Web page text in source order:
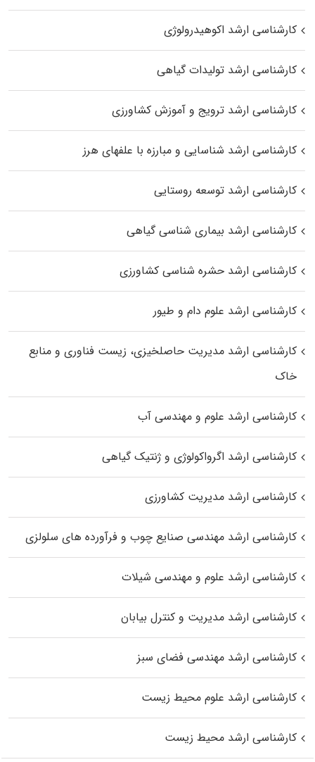
کارشناسی ارشد اکوهیدرولوژی
کارشناسی ارشد تولیدات گیاهی
کارشناسی ارشد ترویج و آموزش کشاورزی
کارشناسی ارشد شناسایی و مبارزه با علفهای هرز
کارشناسی ارشد توسعه روستایی
کارشناسی ارشد بیماری‌ شناسی گیاهی
کارشناسی ارشد حشره‌ شناسی کشاورزی
کارشناسی ارشد علوم دام و طیور
کارشناسی ارشد مدیریت حاصلخیزی، زیست فناوری و منابع
خاک
کارشناسی ارشد علوم و مهندسی آب
کارشناسی ارشد اگرواکولوژی و ژنتیک گیاهی
کارشناسی ارشد مدیریت کشاورزی
کارشناسی ارشد مهندسی صنایع چوب و فرآورده‌ های سلولزی
کارشناسی ارشد علوم و مهندسی شیلات
کارشناسی ارشد مدیریت و کنترل بیابان
کارشناسی ارشد مهندسی فضای سبز
کارشناسی ارشد علوم محیط‌ زیست
کارشناسی ارشد محیط زیست